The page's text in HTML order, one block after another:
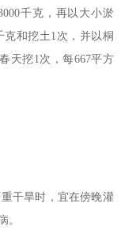
千克，再以大小淤
克和挖土1次，并以桐
天挖1次，每667平方
干旱时，宜在傍晚灌
。